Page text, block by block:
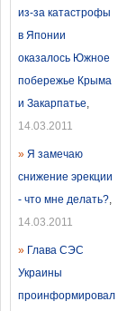
из-за катастрофы
в Японии
оказалось Южное
побережье Крыма
и Закарпатье,
14.03.2011
» Я замечаю
снижение эрекции
- что мне делать?,
14.03.2011
» Глава СЭС
Украины
проинформировал